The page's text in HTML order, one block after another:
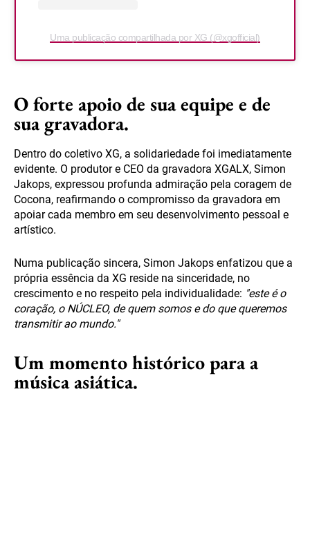
Uma publicação compartilhada por XG (@xgofficial)
O forte apoio de sua equipe e de
sua gravadora.
Dentro do coletivo XG, a solidariedade foi imediatamente
evidente. O produtor e CEO da gravadora XGALX, Simon
Jakops, expressou profunda admiração pela coragem de
Cocona, reafirmando o compromisso da gravadora em
apoiar cada membro em seu desenvolvimento pessoal e
artístico.
Numa publicação sincera, Simon Jakops enfatizou que a
própria essência da XG reside na sinceridade, no
crescimento e no respeito pela individualidade: "este é o
coração, o NÚCLEO, de quem somos e do que queremos
transmitir ao mundo."
Um momento histórico para a
música asiática.